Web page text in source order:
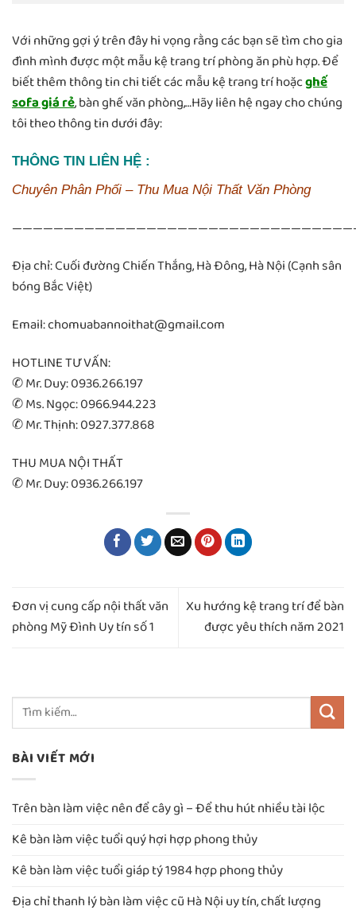
Với những gợi ý trên đây hi vọng rằng các bạn sẽ tìm cho gia
đình mình được một mẫu kệ trang trí phòng ăn phù hợp. Để
biết thêm thông tin chi tiết các mẫu kệ trang trí hoặcghế
sofa giá rẻ, bàn ghế văn phòng,…Hãy liên hệ ngay cho chúng
tôi theo thông tin dưới đây:
THÔNG TIN LIÊN HỆ :
Chuyên Phân Phối – Thu Mua Nội Thất Văn Phòng
Địa chỉ: Cuối đường Chiến Thắng, Hà Đông, Hà Nội (Cạnh sân
bóng Bắc Việt)
Email: chomuabannoithat@gmail.com
HOTLINE TƯ VẤN:
✆ Mr. Duy: 0936.266.197
✆ Ms. Ngọc: 0966.944.223
✆ Mr. Thịnh: 0927.377.868
THU MUA NỘI THẤT
✆ Mr. Duy: 0936.266.197
Đơn vị cung cấp nội thất văn
phòng Mỹ Đình Uy tín số 1
Xu hướng kệ trang trí để bàn
được yêu thích năm 2021
BÀI VIẾT MỚI
Trên bàn làm việc nên để cây gì – Để thu hút nhiều tài lộc
Kê bàn làm việc tuổi quý hợi hợp phong thủy
Kê bàn làm việc tuổi giáp tý 1984 hợp phong thủy
Địa chỉ thanh lý bàn làm việc cũ Hà Nội uy tín, chất lượng